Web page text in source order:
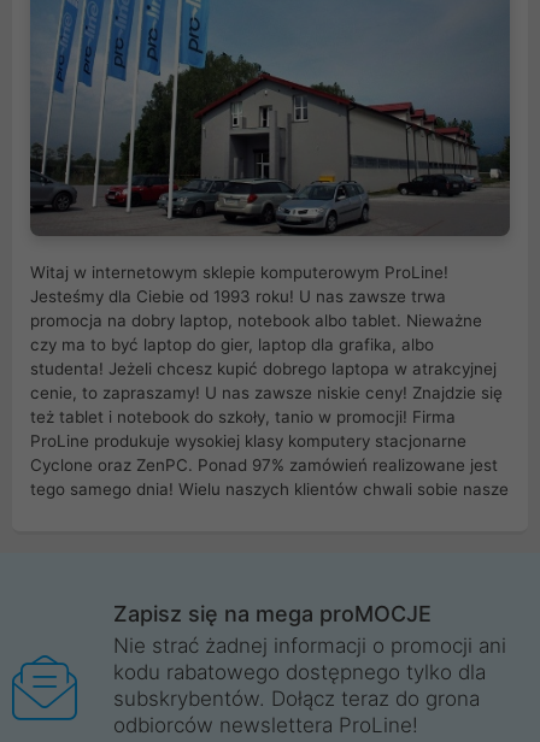
Witaj w internetowym sklepie komputerowym ProLine!
Jesteśmy dla Ciebie od 1993 roku! U nas zawsze trwa
promocja na dobry laptop, notebook albo tablet. Nieważne
czy ma to być laptop do gier, laptop dla grafika, albo
studenta! Jeżeli chcesz kupić dobrego laptopa w atrakcyjnej
cenie, to zapraszamy! U nas zawsze niskie ceny! Znajdzie się
też tablet i notebook do szkoły, tanio w promocji! Firma
ProLine produkuje wysokiej klasy komputery stacjonarne
Cyclone oraz ZenPC. Ponad 97% zamówień realizowane jest
tego samego dnia! Wielu naszych klientów chwali sobie nasze
Wrocław, Poznań, Legnica, Katowice, Gliwice, Kalisz, Bytom,
Trzebnica, Opole. Szybka i profesjonalna obsługa!
ProLine to polska firma ze 100% polskim kapitałem. Działamy
legalnie i płacimy podatki w naszym kraju! Posiadamy siedzibę
główną w Mirkowie oraz salony na terenie kraju. Cała
Zapisz się na mega proMOCJE
Nie strać żadnej informacji o promocji ani
kodu rabatowego dostępnego tylko dla
subskrybentów. Dołącz teraz do grona
odbiorców newslettera ProLine!